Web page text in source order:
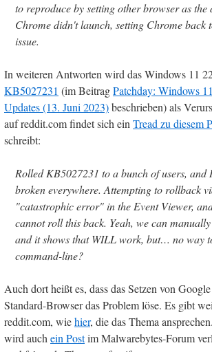
to reproduce by setting other browser as the
Chrome didn't launch, setting Chrome back
issue.
In weiteren Antworten wird das Windows 11
KB5027231 (im BeitragPatchday: Windows
Updates (13. Juni 2023)beschrieben) als
auf reddit.com findet sich einTread zu diesem
schreibt:
Rolled KB5027231 to a bunch of users, and
broken everywhere. Attempting to rollback
"catastrophic error" in the Event Viewer,
cannot roll this back. Yeah, we can
and it shows that WILL work, but… no way
command-line?
Auch dort heißt es, dass das Setzen von
Standard-Browser das Problem löse. Es gibt
reddit.com, wiehier, die das Thema
wird auchein Postim Malwarebytes-Forum